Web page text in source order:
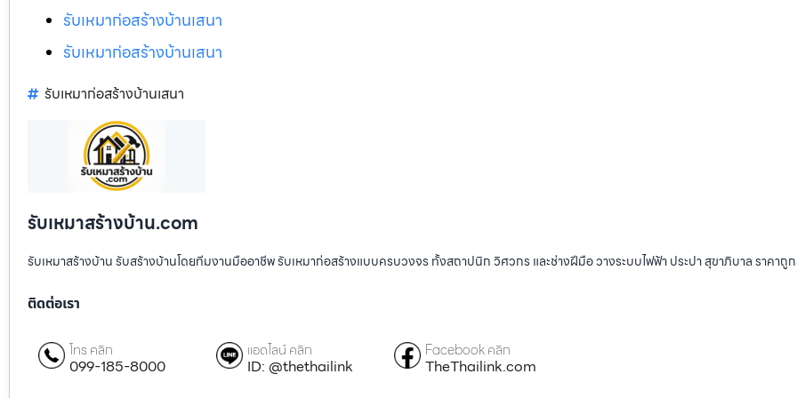
รับเหมาก่อสร้างบ้านเสนา
รับเหมาก่อสร้างบ้านเสนา
รับเหมาก่อสร้างบ้านเสนา
รับเหมาสร้างบ้าน.com
รับเหมาสร้างบ้าน รับสร้างบ้านโดยทีมงานมืออาชีพ รับเหมาก่อสร้างแบบครบวงจร ทั้งสถาปนิก วิศวกร และช่างฝีมือ วางระบบไฟฟ้า ประปา สุขาภิบาล ราคาถู
ติดต่อเรา
โทร คลิก
099-185-8000
แอดไลน์ คลิก
ID: @thethailink
Facebook คลิก
TheThailink.com